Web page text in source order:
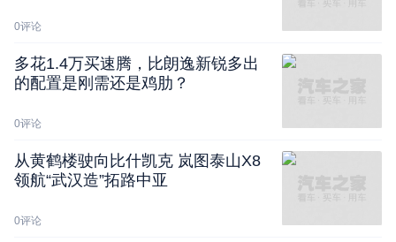
0评论
多花1.4万买速腾，比朗逸新锐多出
的配置是刚需还是鸡肋？
0评论
从黄鹤楼驶向比什凯克 岚图泰山X8
领航“武汉造”拓路中亚
0评论